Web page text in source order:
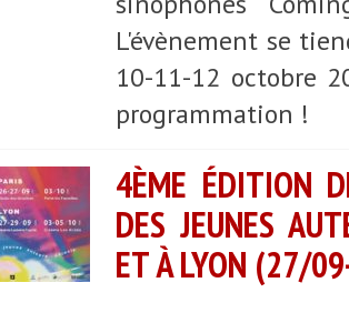
L'évènement se
10-11-12 octobre
programmation !
4ÈME ÉDITION
DES JEUNES
ET À LYON (27/